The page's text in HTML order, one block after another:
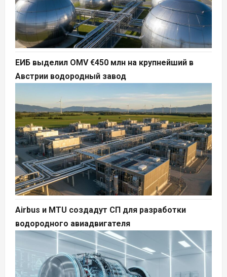
ЕИБ выделил OMV €450 млн на крупнейший в
Австрии водородный завод
Airbus и MTU создадут СП для разработки
водородного авиадвигателя